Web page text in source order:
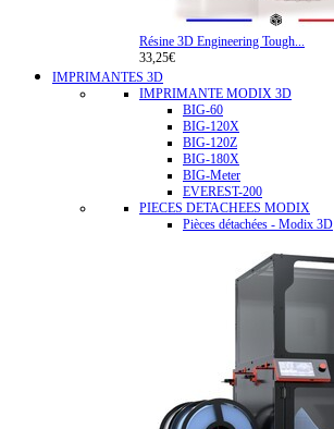
Résine 3D Engineering Tough...
33,25€
IMPRIMANTES 3D
IMPRIMANTE MODIX 3D
BIG-60
BIG-120X
BIG-120Z
BIG-180X
BIG-Meter
EVEREST-200
PIECES DETACHEES MODIX
Pièces détachées - Modix 3D